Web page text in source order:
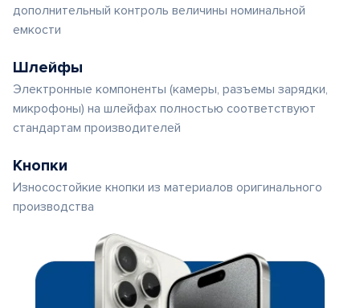
дополнительный контроль величины номинальной
емкости
Шлейфы
Электронные компоненты (камеры, разъемы зарядки,
микрофоны) на шлейфах полностью соответствуют
стандартам производителей
Кнопки
Износостойкие кнопки из материалов оригинального
производства